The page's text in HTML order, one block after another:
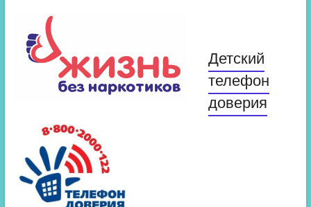
Детский
телефон
доверия